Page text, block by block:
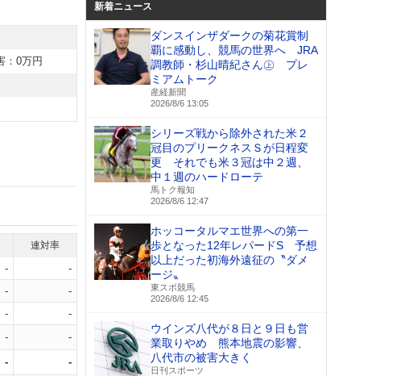
：0万円
連対率
-
-
-
-
-
-
- -
- -
新着ニュース
ダンスインザダークの菊花賞制
覇に感動し、競馬の世界へ JRA
調教師・杉山晴紀さん㊤ プレ
ミアムトーク
産経新聞
2026/8/6 13:05
シリーズ戦から除外された米２
冠目のプリークネスＳが日程変
更 それでも米３冠は中２週、
中１週のハードローテ
馬トク報知
2026/8/6 12:47
ホッコータルマエ世界への第一
歩となった12年レパードS 予想
以上だった初海外遠征の〝ダメ
ージ〟
東スポ競馬
2026/8/6 12:45
ウインズ八代が８日と９日も営
業取りやめ 熊本地震の影響、
八代市の被害大きく
日刊スポーツ